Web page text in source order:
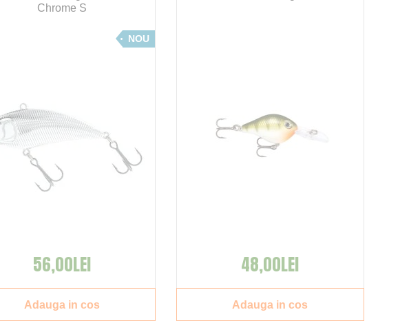
Chrome S
NOU
56,00LEI
Adauga in cos
48,00LEI
Adauga in cos